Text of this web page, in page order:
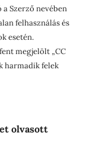
Szerző nevében
felhasználás és
esetén.
megjelölt „CC
harmadik felek
olvasott